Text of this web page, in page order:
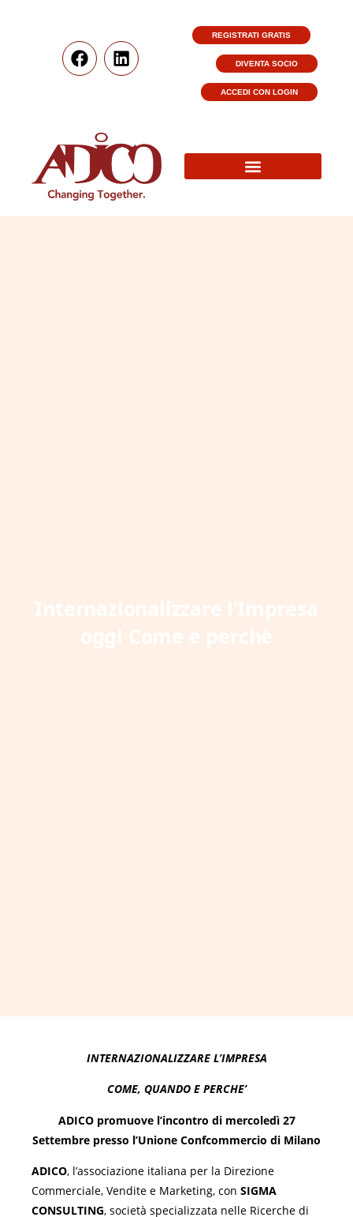
REGISTRATI GRATIS
DIVENTA SOCIO
ACCEDI CON LOGIN
Internazionalizzare l’Impresa
oggi Come e perchè
INTERNAZIONALIZZARE L’IMPRESA
COME, QUANDO E PERCHE’
ADICO promuove l’incontro di mercoledì 27
Settembre presso l’Unione Confcommercio di Milano
ADICO, l’associazione italiana per la Direzione
Commerciale, Vendite e Marketing, con SIGMA
CONSULTING, società specializzata nelle Ricerche di